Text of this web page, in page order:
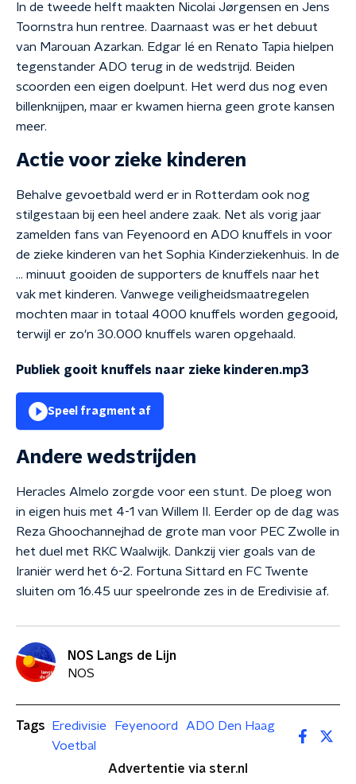
In de tweede helft maakten Nicolai Jørgensen en Jens
Toornstra hun rentree. Daarnaast was er het debuut
van Marouan Azarkan. Edgar Ié en Renato Tapia hielpen
tegenstander ADO terug in de wedstrijd. Beiden
scoorden een eigen doelpunt. Het werd dus nog even
billenknijpen, maar er kwamen hierna geen grote kansen
meer.
Actie voor zieke kinderen
Behalve gevoetbald werd er in Rotterdam ook nog
stilgestaan bij een heel andere zaak. Net als vorig jaar
zamelden fans van Feyenoord en ADO knuffels in voor
de zieke kinderen van het Sophia Kinderziekenhuis. In de
... minuut gooiden de supporters de knuffels naar het
vak met kinderen. Vanwege veiligheidsmaatregelen
mochten maar in totaal 4000 knuffels worden gegooid,
terwijl er zo'n 30.000 knuffels waren opgehaald.
Publiek gooit knuffels naar zieke kinderen.mp3
Speel fragment af
Andere wedstrijden
Heracles Almelo zorgde voor een stunt. De ploeg won
in eigen huis met 4-1 van Willem II. Eerder op de dag was
Reza Ghoochannejhad de grote man voor PEC Zwolle in
het duel met RKC Waalwijk. Dankzij vier goals van de
Iraniër werd het 6-2. Fortuna Sittard en FC Twente
sluiten om 16.45 uur speelronde zes in de Eredivisie af.
NOS Langs de Lijn
NOS
Tags Eredivisie Feyenoord
ADO Den Haag
Voetbal
Advertentie via ster.nl